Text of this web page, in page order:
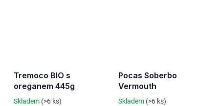
Tremoco BIO s
oreganem 445g
Skladem (>6 ks)
Pocas Soberbo
Vermouth
Skladem (>6 ks)